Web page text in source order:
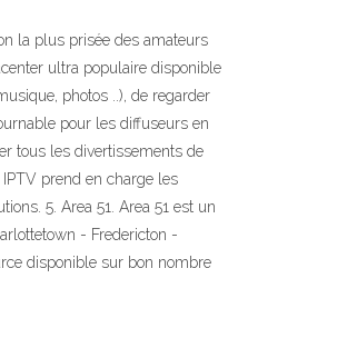
la plus prisée des amateurs
ultra populaire disponible
photos ..), de regarder
pour les diffuseurs en
tous les divertissements de
prend en charge les
5. Area 51. Area 51 est un
- Fredericton -
disponible sur bon nombre